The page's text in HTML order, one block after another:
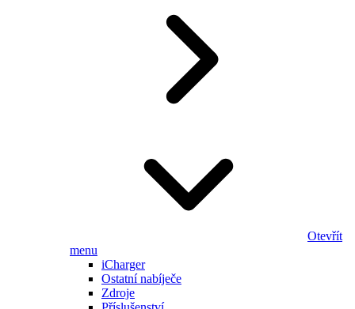
Otevřít
menu
iCharger
Ostatní nabíječe
Zdroje